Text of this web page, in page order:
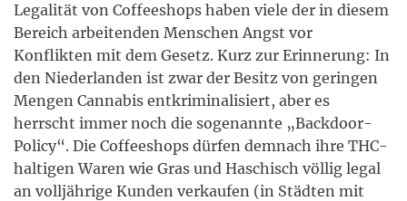
Legalität von Coffeeshops haben viele der in diesem
Bereich arbeitenden Menschen Angst vor
Konflikten mit dem Gesetz. Kurz zur Erinnerung: In
den Niederlanden ist zwar der Besitz von geringen
Mengen Cannabis entkriminalisiert, aber es
herrscht immer noch die sogenannte „Backdoor-
Policy“. Die Coffeeshops dürfen demnach ihre THC-
haltigen Waren wie Gras und Haschisch völlig legal
an volljährige Kunden verkaufen (in Städten mit